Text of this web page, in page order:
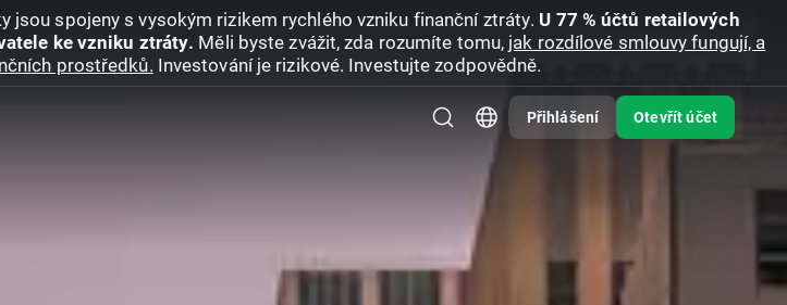
spojeny s vysokým rizikem rychlého vzniku finanční ztráty. U 77 % účtů retailových
ke vzniku ztráty. Měli byste zvážit, zda rozumíte tomu, jak rozdílové smlouvy fungují, a
prostředků. Investování je rizikové. Investujte zodpovědně.
Přihlášení Otevřít účet